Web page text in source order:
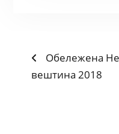
POST
NAVIGATION
Previous
post:
Обележена
вештина 2018